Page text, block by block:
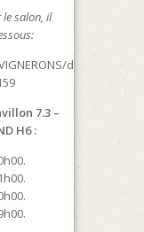
salon, il
default.aspx?
7.3 –
H6 :